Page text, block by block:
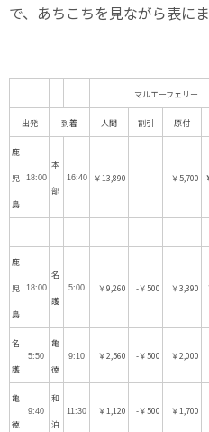
で、あちこちを見ながら表に
マルエーフェリー
出発 到着 人間 割引 原付
鹿
児
島
18:00
本
部
16:40 ￥13,890 ￥5,700
鹿
児
島
18:00
名
護
5:00 ￥9,260 -￥500 ￥3,390
名
護
5:50
亀
徳
9:10 ￥2,560 -￥500 ￥2,000
亀
徳
9:40
和
泊
11:30 ￥1,120 -￥500 ￥1,700